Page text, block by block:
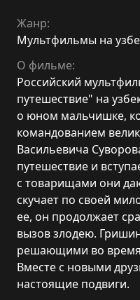
Жанр:
Мультфильмы на
О фильме:
Российский
путешествие" на
о юном мальчишке,
командованием
Васильевича
путешествие и
с товарищами они
скучает по своей
ее, он продолжает
вызов злодею.
решающими во
Вместе с новыми
настоящие подвиги.